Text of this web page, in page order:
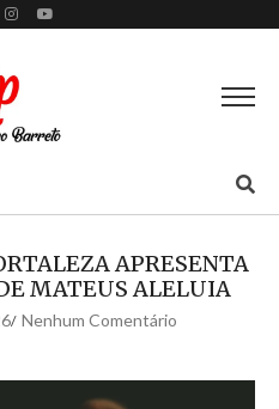
APRESENTA
MATEUS ALELUIA
/ Nenhum Comentário